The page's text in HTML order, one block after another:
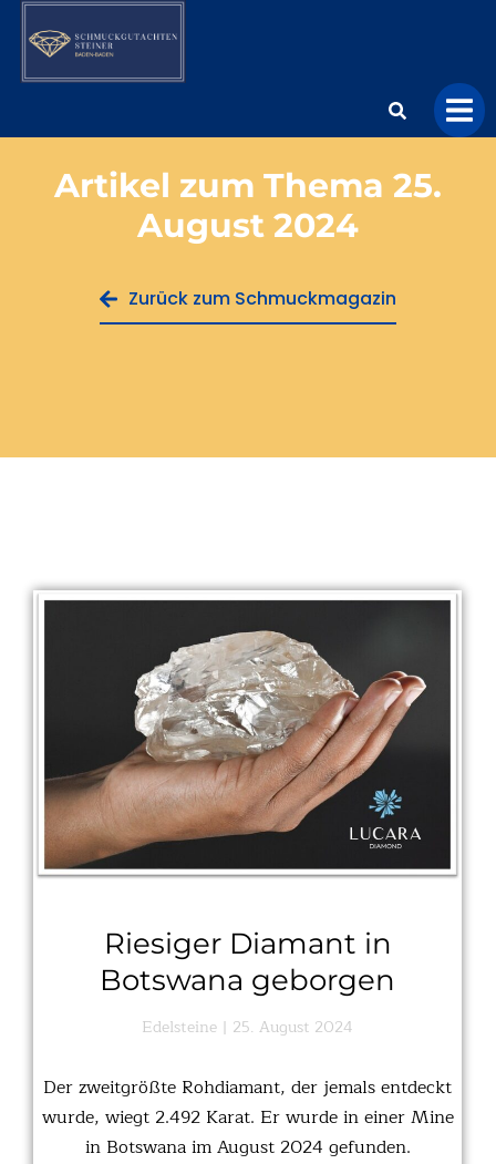
Artikel zum Thema 25.
August 2024
Zurück zum Schmuckmagazin
Riesiger Diamant in
Botswana geborgen
Edelsteine 25. August 2024
Der zweitgrößte Rohdiamant, der jemals entdeckt
wurde, wiegt 2.492 Karat. Er wurde in einer Mine
in Botswana im August 2024 gefunden.